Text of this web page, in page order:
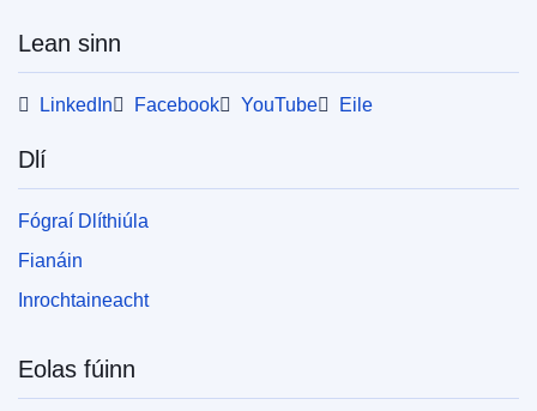
Lean sinn
LinkedIn Facebook YouTube Eile
Dlí
Fógraí Dlíthiúla
Fianáin
Inrochtaineacht
Eolas fúinn